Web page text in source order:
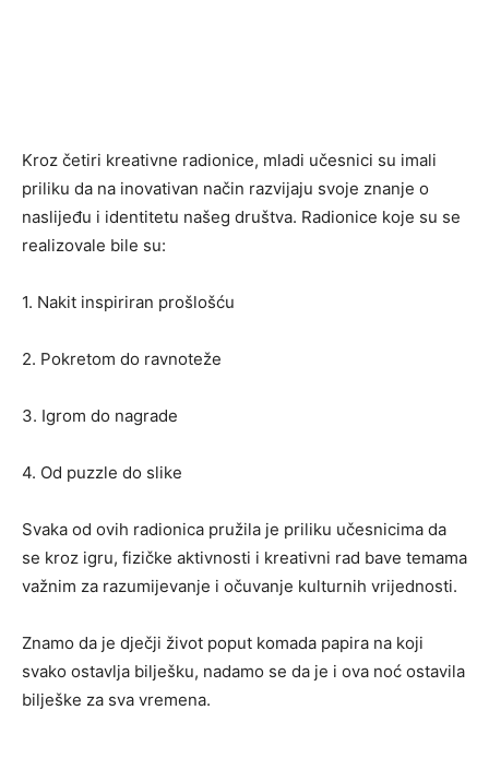
Kroz četiri kreativne radionice, mladi učesnici su imali
priliku da na inovativan način razvijaju svoje znanje o
naslijeđu i identitetu našeg društva. Radionice koje su se
realizovale bile su:
1. Nakit inspiriran prošlošću
2. Pokretom do ravnoteže
3. Igrom do nagrade
4. Od puzzle do slike
Svaka od ovih radionica pružila je priliku učesnicima da
se kroz igru, fizičke aktivnosti i kreativni rad bave temama
važnim za razumijevanje i očuvanje kulturnih vrijednosti.
Znamo da je dječji život poput komada papira na koji
svako ostavlja bilješku, nadamo se da je i ova noć ostavila
bilješke za sva vremena.